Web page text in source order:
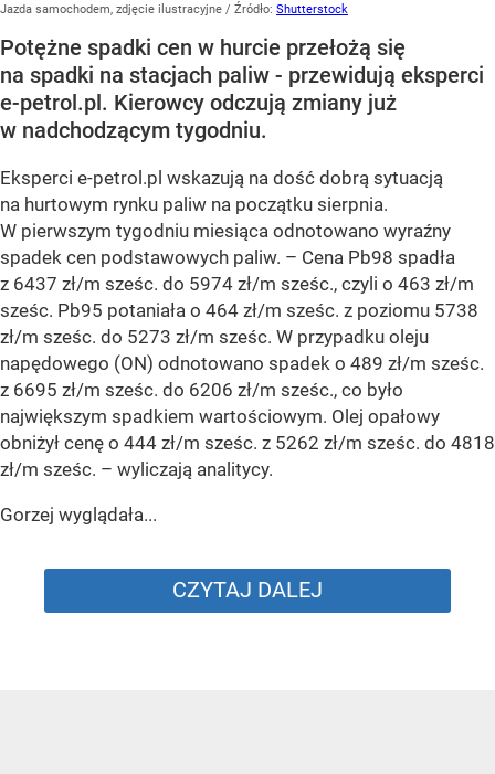
Jazda samochodem, zdjęcie ilustracyjne / Źródło: Shutterstock
Potężne spadki cen w hurcie przełożą się
na spadki na stacjach paliw - przewidują eksperci
e-petrol.pl. Kierowcy odczują zmiany już
w nadchodzącym tygodniu.
Eksperci e-petrol.pl wskazują na dość dobrą sytuacją
na hurtowym rynku paliw na początku sierpnia.
W pierwszym tygodniu miesiąca odnotowano wyraźny
spadek cen podstawowych paliw. – Cena Pb98 spadła
z 6437 zł/m sześc. do 5974 zł/m sześc., czyli o 463 zł/m
sześc. Pb95 potaniała o 464 zł/m sześc. z poziomu 5738
zł/m sześc. do 5273 zł/m sześc. W przypadku oleju
napędowego (ON) odnotowano spadek o 489 zł/m sześc.
z 6695 zł/m sześc. do 6206 zł/m sześc., co było
największym spadkiem wartościowym. Olej opałowy
obniżył cenę o 444 zł/m sześc. z 5262 zł/m sześc. do 4818
zł/m sześc. – wyliczają analitycy.
Gorzej wyglądała...
CZYTAJ DALEJ